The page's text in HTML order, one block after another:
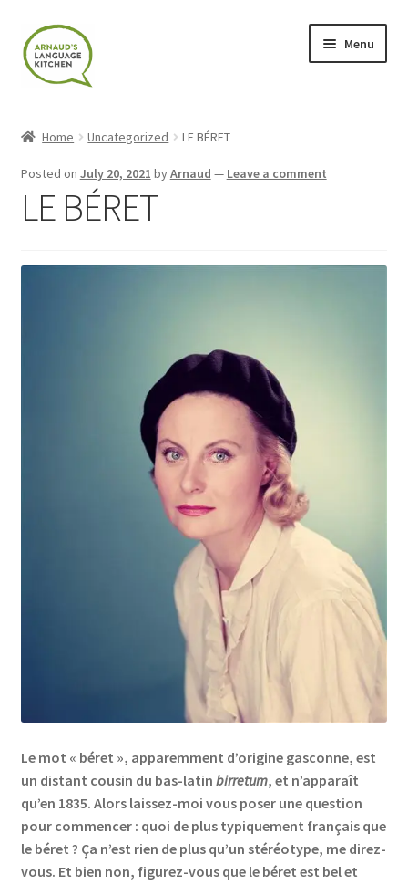
Skip
to
navigation
Skip
to
content
Menu
Blog
Categories
Events
Home Uncategorized LE BÉRET
Posted on July 20, 2021 byArnaud — Leave a comment
LE BÉRET
Le mot « béret », apparemment d’origine gasconne, est
un distant cousin du bas-latin birretum, et n’apparaît
qu’en 1835. Alors laissez-moi vous poser une question
pour commencer : quoi de plus typiquement français que
le béret ? Ça n’est rien de plus qu’un stéréotype, me direz-
vous. Et bien non, figurez-vous que le béret est bel et